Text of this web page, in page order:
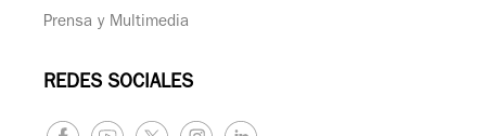
Prensa y Multimedia
REDES SOCIALES